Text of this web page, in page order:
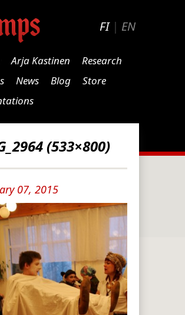
FI| EN
Arja Kastinen
Research
News Blog
Store
(533×800)
07, 2015